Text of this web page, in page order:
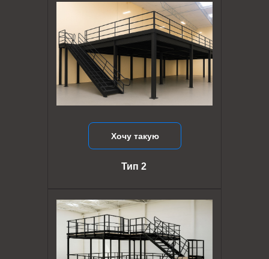
Хочу такую
Тип 2